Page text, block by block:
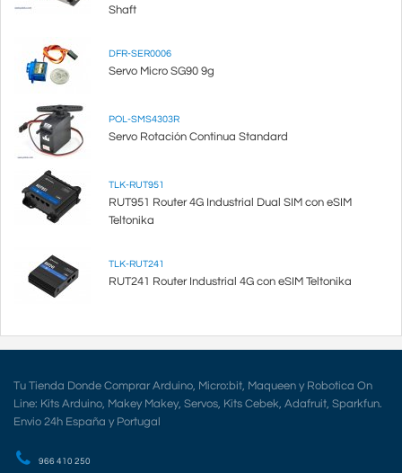
Shaft
DFR-SER0006
Servo Micro SG90 9g
POL-SMS4303R
Servo Rotación Continua Standard
TLK-RUT951
RUT951 Router 4G Industrial Dual SIM con eSIM
Teltonika
TLK-RUT241
RUT241 Router Industrial 4G con eSIM Teltonika
Tu Tienda Donde Comprar Arduino, Micro:bit, Maqueen y Robotica On
Line: Kits Arduino, Makey Makey, Servos, Kits Cebek, Adafruit, Sparkfun.
Envio 24h España y Portugal
966 410 250